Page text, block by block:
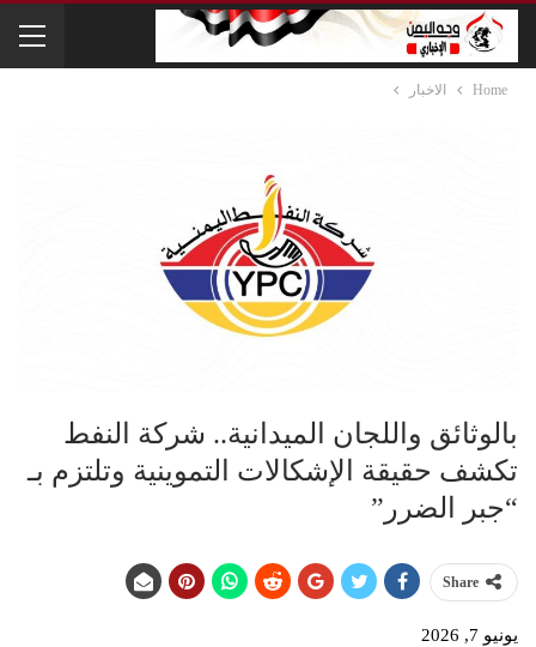
Home الاخبار
بالوثائق واللجان الميدانية.. شركة النفط
تكشف حقيقة الإشكالات التموينية وتلتزم بـ
“جبر الضرر”
Share
يونيو 7, 2026